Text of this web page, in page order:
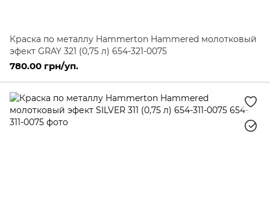
Краска по металлу Hammerton Hammered молотковый
эфект GRAY 321 (0,75 л) 654-321-0075
780.00 грн/уп.